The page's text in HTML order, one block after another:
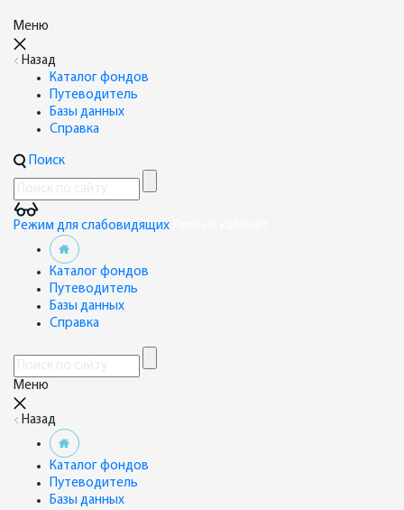
Меню
Назад
Каталог фондов
Путеводитель
Базы данных
Справка
Поиск
Режим для слабовидящих
Каталог фондов
Путеводитель
Базы данных
Справка
Меню
Назад
Каталог фондов
Путеводитель
Базы данных